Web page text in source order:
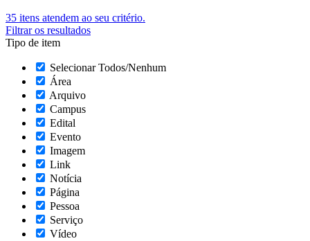
35 itens atendem ao seu critério.
Filtrar os resultados
Tipo de item
Selecionar Todos/Nenhum
Área
Arquivo
Campus
Edital
Evento
Imagem
Link
Notícia
Página
Pessoa
Serviço
Vídeo